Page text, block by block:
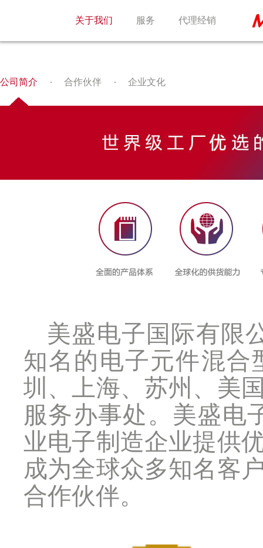
关于我们 服务 代理经销
公司简介 合作伙伴 企业文化
美盛电子国际有限
知名的电子元件混合
圳、上海、苏州、美
服务办事处。美盛电
业电子制造企业提供
成为全球众多知名客
合作伙伴。